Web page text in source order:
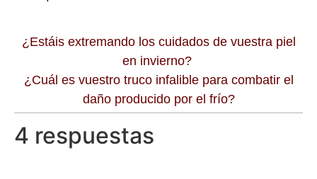
¿Estáis extremando los cuidados de vuestra piel
en invierno?
¿Cuál es vuestro truco infalible para combatir el
daño producido por el frío?
4 respuestas